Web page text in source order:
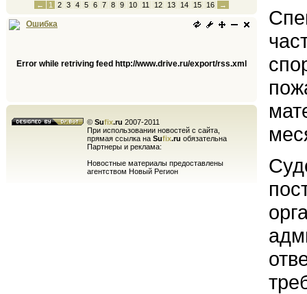
← 1 2 3 4 5 6 7 8 9 10 11 12 13 14 15 16 →
Ошибка
Error while retriving feed http://www.drive.ru/export/rss.xml
© Sufix.ru 2007-2011
При использовании новостей с сайта,
прямая ссылка на Sufix.ru обязательна
Партнеры и реклама:
Новостные материалы предоставлены
агентством Новый Регион